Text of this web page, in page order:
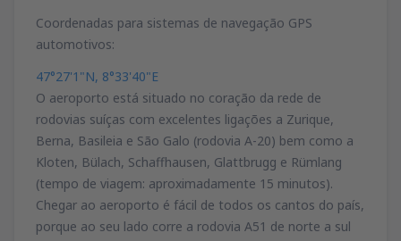
Coordenadas para sistemas de navegação GPS
automotivos:
47°27'1"N, 8°33'40"E
O aeroporto está situado no coração da rede de
rodovias suíças com excelentes ligações a Zurique,
Berna, Basileia e São Galo (rodovia A-20) bem como a
Kloten, Bülach, Schaffhausen, Glattbrugg e Rümlang
(tempo de viagem: aproximadamente 15 minutos).
Chegar ao aeroporto é fácil de todos os cantos do país,
porque ao seu lado corre a rodovia A51 de norte a sul